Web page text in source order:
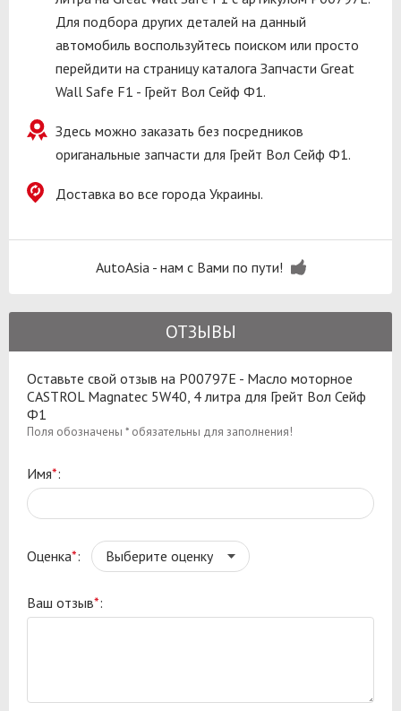
Для подбора других деталей на данный
автомобиль воспользуйтесь поиском или просто
перейдити на страницу каталога Запчасти Great
Wall Safe F1 - Грейт Вол Сейф Ф1.
Здесь можно заказать без посредников
ориганальные запчасти для Грейт Вол Сейф Ф1.
Доставка во все города Украины.
AutoAsia - нам с Вами по пути!
ОТЗЫВЫ
Оставьте свой отзыв на P00797E - Масло моторное
CASTROL Magnatec 5W40, 4 литра для Грейт Вол Сейф
Ф1
Поля обозначены * обязательны для заполнения!
Имя*:
Оценка*:
Ваш отзыв*: